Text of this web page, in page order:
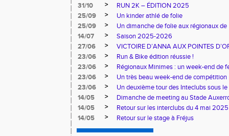
31/10
>
RUN 2K – ÉDITION 2025
25/09
>
Un kinder athlé de folie
25/09
>
Un dimanche de folie aux régionaux de
14/07
>
Saison 2025-2026
27/06
>
VICTOIRE D’ANNA AUX POINTES
23/06
>
Run & Bike édition réussie !
23/06
>
Régionaux Minimes : un week-end de
23/06
>
Un très beau week-end de compétition
23/06
>
Un deuxième tour des Inteclubs sous
14/05
>
Dimanche de meeting au Stade
14/05
>
Retour sur les interclubs du 4 mai
14/05
> Retour sur le stage à Fréjus